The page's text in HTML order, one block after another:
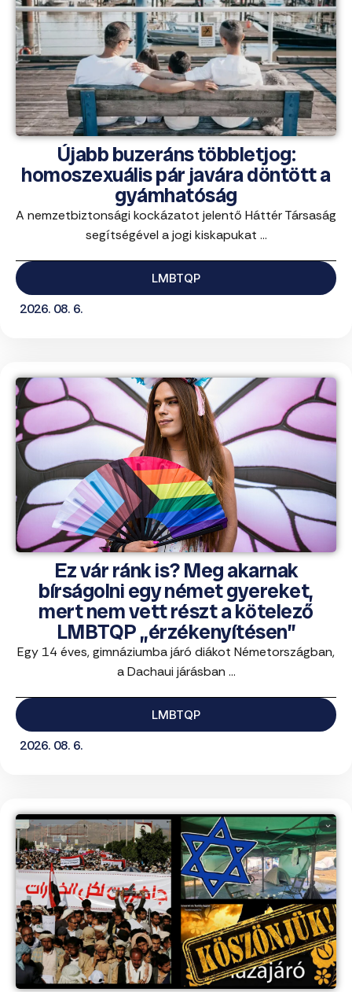
Újabb buzeráns többletjog:
homoszexuális pár javára döntött a
gyámhatóság
A nemzetbiztonsági kockázatot jelentő Háttér Társaság
segítségével a jogi kiskapukat ...
LMBTQP
2026. 08. 6.
Ez vár ránk is? Meg akarnak
bírságolni egy német gyereket,
mert nem vett részt a kötelező
LMBTQP „érzékenyítésen”
Egy 14 éves, gimnáziumba járó diákot Németországban,
a Dachaui járásban ...
LMBTQP
2026. 08. 6.